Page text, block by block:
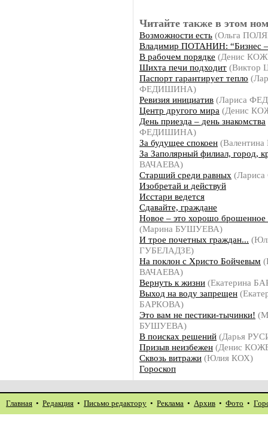
Читайте также в этом
Возможности есть (Ольга
Владимир ПОТАНИН: “Бизнес –
В рабочем порядке (Денис
Шихта печи подходит (Виктор
Паспорт гарантирует тепло
ФЕДИШИНА)
Ревизия инициатив (Лариса
Центр другого мира (Денис
День приезда – день знакомства
ФЕДИШИНА)
За будущее спокоен
За Заполярный филиал, город,
ВАЧАЕВА)
Старший среди равных
Изобретай и действуй
Исстари ведется
Сдавайте, граждане
Новое – это хорошо брошенное
(Марина БУШУЕВА)
И трое почетных граждан...
ГУБЕЛАДЗЕ)
На поклон с Христо Бойчевым
ВАЧАЕВА)
Вернуть к жизни (Екатерина
Выход на воду запрещен
БАРКОВА)
Это вам не пестики-тычинки!
БУШУЕВА)
В поисках решений (Дарья
Призыв неизбежен (Денис
Сквозь витражи (Юлия КОХ)
Гороскоп
Главная • Редакция • Письмо редактору • Реклама • Архив • Фото •